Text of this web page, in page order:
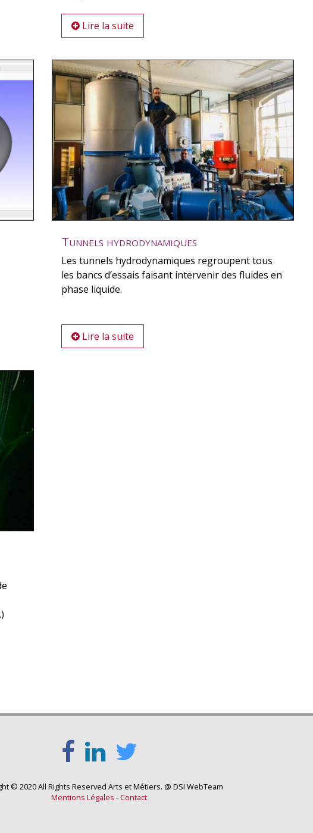
Lire la suite
Tunnels hydrodynamiques
Les tunnels hydrodynamiques regroupent tous
les bancs d’essais faisant intervenir des fluides en
phase liquide.
Lire la suite
© 2020 All Rights Reserved Arts et Métiers. @ DSI WebTeam
Mentions Légales -Contact